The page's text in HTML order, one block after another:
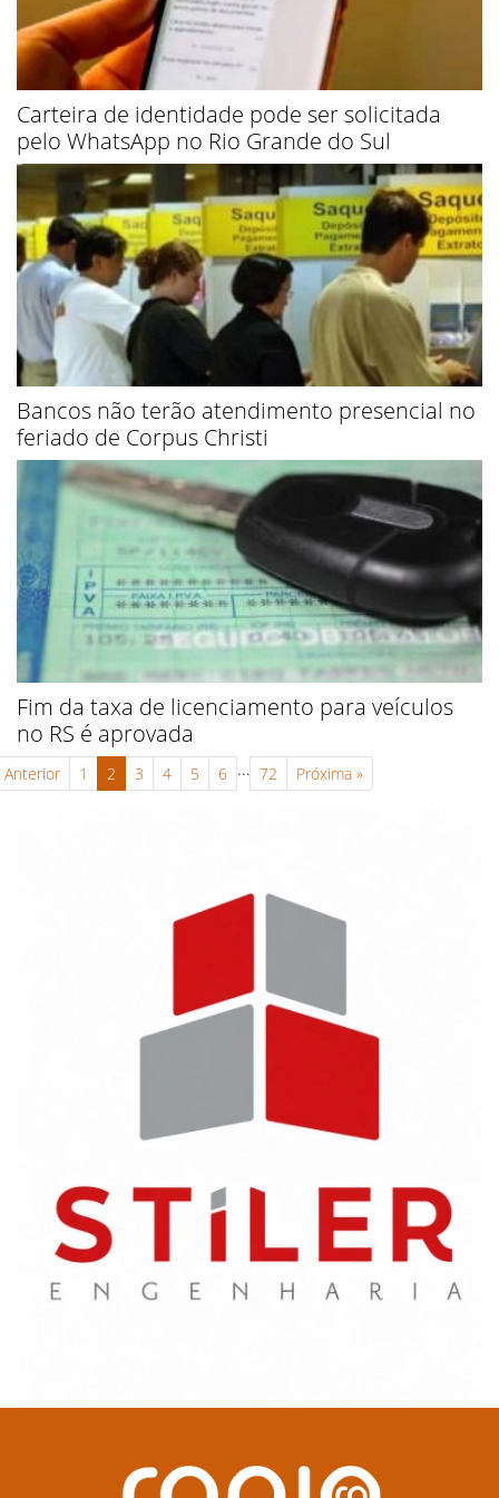
Carteira de identidade pode ser solicitada
pelo WhatsApp no Rio Grande do Sul
Bancos não terão atendimento presencial no
feriado de Corpus Christi
Fim da taxa de licenciamento para veículos
no RS é aprovada
Anterior 1 2 3 4 5 6 ... 72 Próxima »